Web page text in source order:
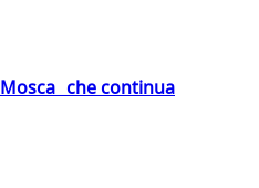
che continua